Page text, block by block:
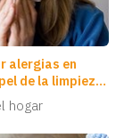
alergias en
de la limpieza
hogar